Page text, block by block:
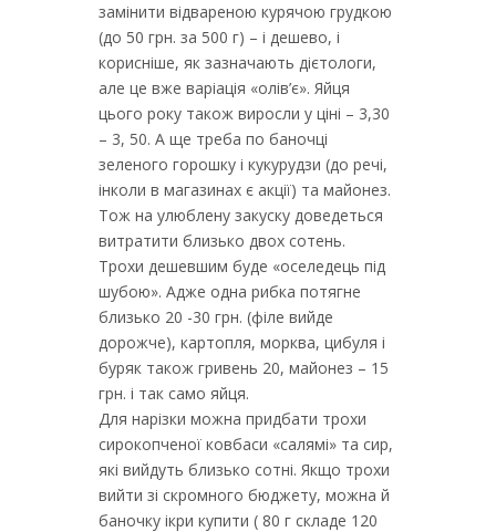
замінити відвареною курячою грудкою
(до 50 грн. за 500 г) – і дешево, і
корисніше, як зазначають дієтологи,
але це вже варіація «олів’є». Яйця
цього року також виросли у ціні – 3,30
– 3, 50. А ще треба по баночці
зеленого горошку і кукурудзи (до речі,
інколи в магазинах є акції) та майонез.
Тож на улюблену закуску доведеться
витратити близько двох сотень.
Трохи дешевшим буде «оселедець під
шубою». Адже одна рибка потягне
близько 20 -30 грн. (філе вийде
дорожче), картопля, морква, цибуля і
буряк також гривень 20, майонез – 15
грн. і так само яйця.
Для нарізки можна придбати трохи
сирокопченої ковбаси «салямі» та сир,
які вийдуть близько сотні. Якщо трохи
вийти зі скромного бюджету, можна й
баночку ікри купити ( 80 г складе 120